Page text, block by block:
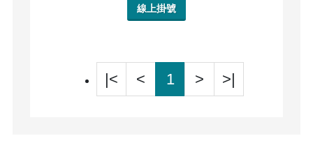
線上掛號
|< < 1 > >|